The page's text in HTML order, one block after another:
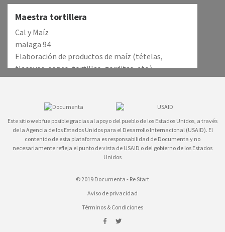
Maestra tortillera
Cal y Maíz
malaga 94
Elaboración de productos de maíz (tételas,
tlacoyos, sopes, tortillas, gorditas, etc.)
Baila conmigo Dance Studio
Baila conmigo
Blvd. Jesus Valdez Sanchez 365, Ex -
Hacienda los Cerritos, 25010 Saltillo,
Coah., México
Actividad para fortalecer la capacidad física
Parques
Av de Las Fuentes, Fuentes Brotantes,
Tlalpan, 14410 Ciudad de México, CDMX
Parque Nacional Fuentes Flotantes de Tlalpan
Este sitio web fue posible gracias al apoyo del pueblo de los Estados Unidos, a través
de la Agencia de los Estados Unidos para el Desarrollo Internacional (USAID). El
contenido de esta plataforma es responsabilidad de Documenta y no
necesariamente refleja el punto de vista de USAID o del gobierno de los Estados
Unidos
© 2019 Documenta - Re Start
Aviso de privacidad
Términos & Condiciones